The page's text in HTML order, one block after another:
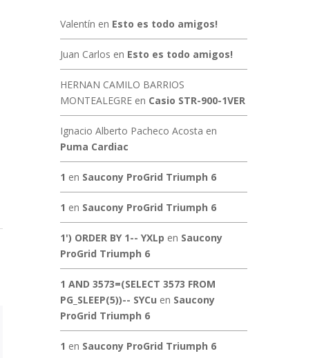
Valentín en Esto es todo amigos!
Juan Carlos en Esto es todo amigos!
HERNAN CAMILO BARRIOS
MONTEALEGREen Casio STR-900-1VER
Ignacio Alberto Pacheco Acosta en
Puma Cardiac
1 en Saucony ProGrid Triumph 6
1 en Saucony ProGrid Triumph 6
1') ORDER BY 1-- YXLp en Saucony
ProGrid Triumph 6
1 AND 3573=(SELECT 3573 FROM
PG_SLEEP(5))-- SYCu en Saucony
ProGrid Triumph 6
1 en Saucony ProGrid Triumph 6